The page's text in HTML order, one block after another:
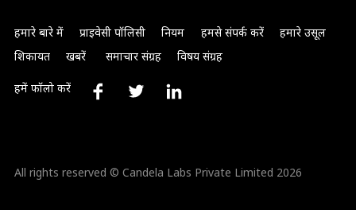
हमारे बारे में प्राइवेसी पॉलिसी नियम हमसे संपर्क करें
हमारे उसूल
शिकायत
खबरें समाचार संग्रह विषय संग्रह
हमें फॉलो करें
All rights reserved © Candela Labs Private Limited 2026